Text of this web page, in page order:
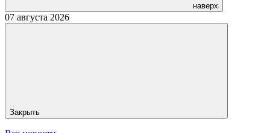
наверх
07 августа 2026
Закрыть